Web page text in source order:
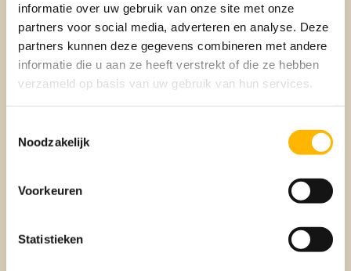
informatie over uw gebruik van onze site met onze
partners voor social media, adverteren en analyse. Deze
partners kunnen deze gegevens combineren met andere
informatie die u aan ze heeft verstrekt of die ze hebben
verzameld op basis van uw gebruik van hun services.
Noodzakelijk
Voorkeuren
Statistieken
Nooit meer een onnodige
bezichtiging
Dankzij Copaan ontvang jedirecte alertsvoor de woningen
die het beste bij jou passen. Zo ben je altijd als eerste op de
perfect in kaart te brengen, bespaar je tijd en voorkom je